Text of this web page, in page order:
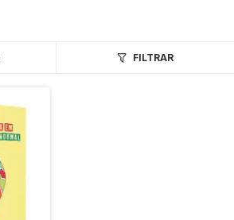
FILTRAR